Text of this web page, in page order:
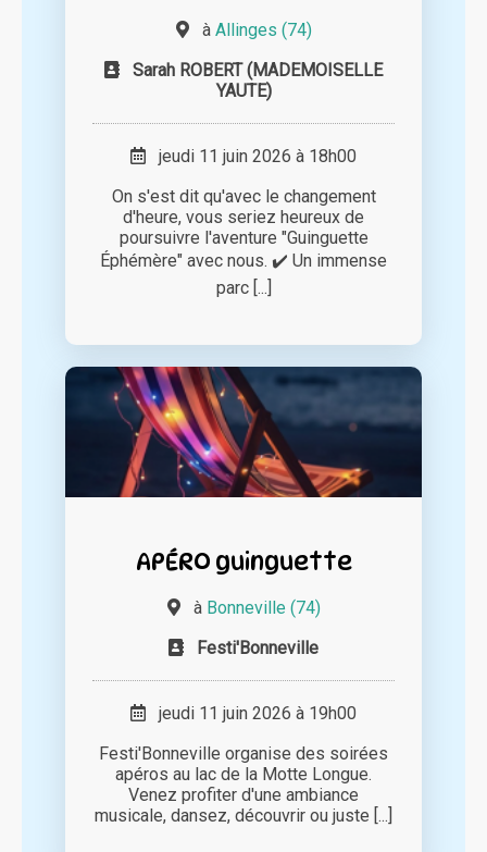
à Allinges (74)
Sarah ROBERT (MADEMOISELLE
YAUTE)
jeudi 11 juin 2026 à 18h00
On s'est dit qu'avec le changement
d'heure, vous seriez heureux de
poursuivre l'aventure "Guinguette
Éphémère" avec nous. ✔️ Un immense
parc [...]
APÉRO guinguette
à Bonneville (74)
Festi'Bonneville
jeudi 11 juin 2026 à 19h00
Festi'Bonneville organise des soirées
apéros au lac de la Motte Longue.
Venez profiter d'une ambiance
musicale, dansez, découvrir ou juste [...]